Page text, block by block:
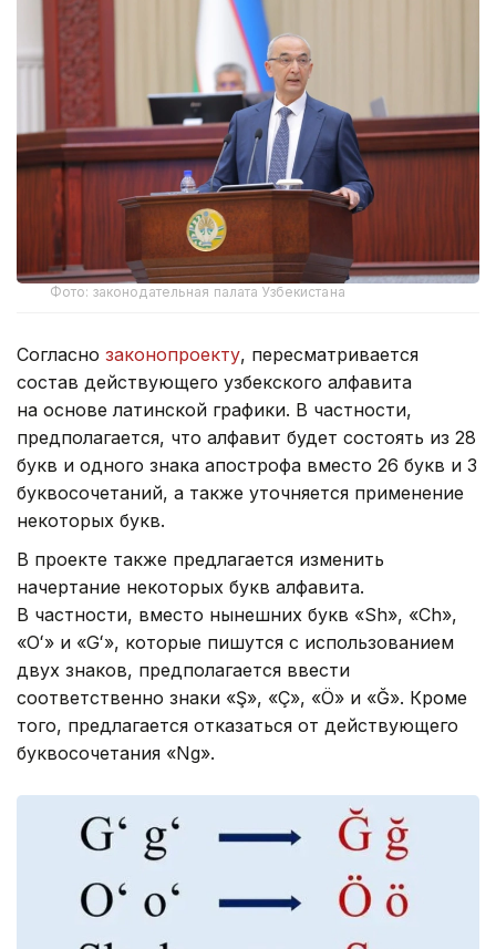
Фото: законодательная палата Узбекистана
Согласно законопроекту, пересматривается
состав действующего узбекского алфавита
на основе латинской графики. В частности,
предполагается, что алфавит будет состоять из 28
букв и одного знака апострофа вместо 26 букв и 3
буквосочетаний, а также уточняется применение
некоторых букв.
В проекте также предлагается изменить
начертание некоторых букв алфавита.
В частности, вместо нынешних букв «Sh», «Ch»,
«Oʻ» и «Gʻ», которые пишутся с использованием
двух знаков, предполагается ввести
соответственно знаки «Ş», «Ç», «Ö» и «Ğ». Кроме
того, предлагается отказаться от действующего
буквосочетания «Ng».